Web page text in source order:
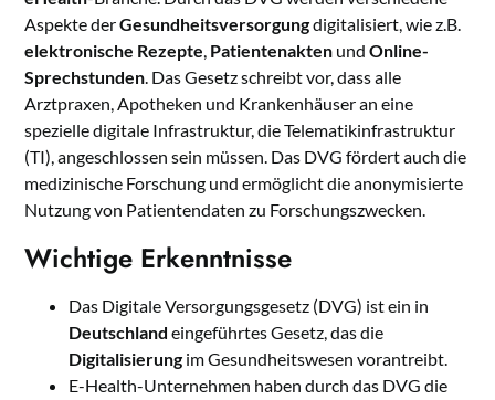
Aspekte derGesundheitsversorgungdigitalisiert, wie z.B.
elektronische Rezepte, Patientenakten undOnline-
Sprechstunden. Das Gesetz schreibt vor, dass alle
Arztpraxen, Apotheken und Krankenhäuser an eine
spezielle digitale Infrastruktur, die Telematikinfrastruktur
(TI), angeschlossen sein müssen. Das DVG fördert auch die
medizinische Forschung und ermöglicht die anonymisierte
Nutzung von Patientendaten zu Forschungszwecken.
Wichtige Erkenntnisse
Das Digitale Versorgungsgesetz (DVG) ist ein in
Deutschland eingeführtes Gesetz, das die
Digitalisierung im Gesundheitswesen vorantreibt.
E-Health-Unternehmen haben durch das DVG die